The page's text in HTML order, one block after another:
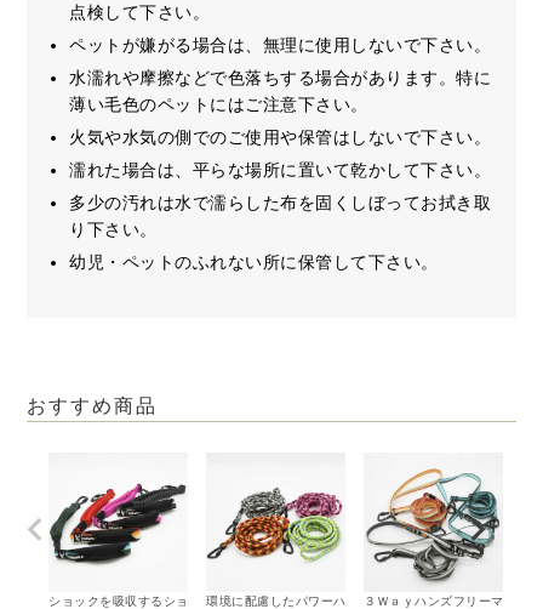
点検して下さい。
ペットが嫌がる場合は、無理に使用しないで下さい。
水濡れや摩擦などで色落ちする場合があります。特に
薄い毛色のペットにはご注意下さい。
火気や水気の側でのご使用や保管はしないで下さい。
濡れた場合は、平らな場所に置いて乾かして下さい。
多少の汚れは水で濡らした布を固くしぼってお拭き取
り下さい。
幼児・ペットのふれない所に保管して下さい。
おすすめ商品
ショックを吸収するショ
環境に配慮したパワーハ
３Ｗａｙハンズフリーマ